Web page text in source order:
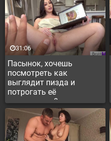
Пасынок, хочешь
посмотреть как
выглядит пизда и
потрогать её
пальчиками?
31:06